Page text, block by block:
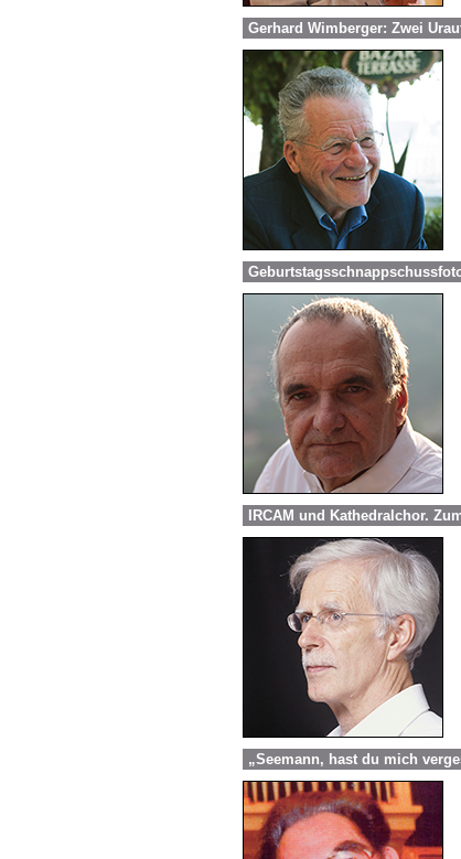
Gerhard Wimberger: Zwei
IRCAM und Kathedralchor.
„Seemann, hast du mich